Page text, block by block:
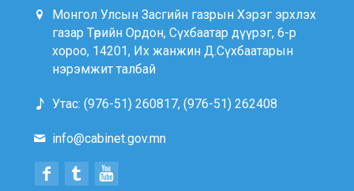
Монгол Улсын Засгийн газрын Хэрэг эрхлэх
газар Төрийн Ордон, Сүхбаатар дүүрэг, 6-р
хороо, 14201, Их жанжин Д.Сүхбаатарын
нэрэмжит талбай
Утас: (976-51) 260817, (976-51) 262408
info@cabinet.gov.mn